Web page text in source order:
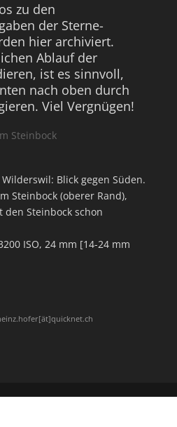
zu den
der Sterne-
hier archiviert.
Ablauf der
ist es sinnvoll,
nach oben durch
Viel Vergnügen!
Blick gegen Süden.
Steinbock (oberer Rand),
Steinbock schon
ISO, 24 mm [14-24 mm